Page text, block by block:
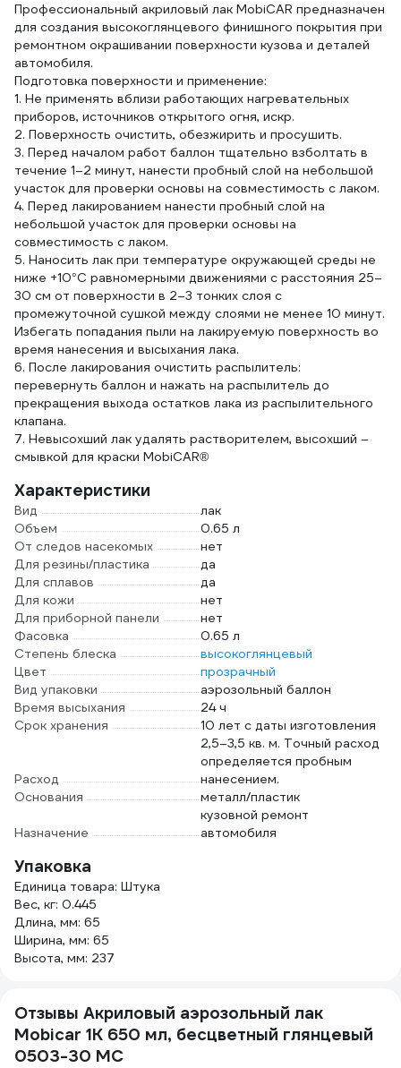
Профессиональный акриловый лак MobiCAR предназначен
для создания высокоглянцевого финишного покрытия при
ремонтном окрашивании поверхности кузова и деталей
автомобиля.
Подготовка поверхности и применение:
1. Не применять вблизи работающих нагревательных
приборов, источников открытого огня, искр.
2. Поверхность очистить, обезжирить и просушить.
3. Перед началом работ баллон тщательно взболтать в
течение 1–2 минут, нанести пробный слой на небольшой
участок для проверки основы на совместимость с лаком.
4. Перед лакированием нанести пробный слой на
небольшой участок для проверки основы на
совместимость с лаком.
5. Наносить лак при температуре окружающей среды не
ниже +10°С равномерными движениями с расстояния 25–
30 см от поверхности в 2–3 тонких слоя с
промежуточной сушкой между слоями не менее 10 минут.
Избегать попадания пыли на лакируемую поверхность во
время нанесения и высыхания лака.
6. После лакирования очистить распылитель:
перевернуть баллон и нажать на распылитель до
прекращения выхода остатков лака из распылительного
клапана.
7. Невысохший лак удалять растворителем, высохший –
смывкой для краски MobiCAR®
Характеристики
Вид
лак
Объем
0.65 л
От следов насекомых
нет
Для резины/пластика
да
Для сплавов
да
Для кожи
нет
Для приборной панели
нет
Фасовка
0.65 л
Степень блеска
высокоглянцевый
Цвет
прозрачный
Вид упаковки
аэрозольный баллон
Время высыхания
24 ч
Срок хранения
10 лет с даты изготовления
Расход
2,5–3,5 кв. м. Точный расход
определяется пробным
нанесением.
Основания
металл/пластик
Назначение
кузовной ремонт
автомобиля
Упаковка
Единица товара: Штука
Вес, кг: 0.445
Длина, мм: 65
Ширина, мм: 65
Высота, мм: 237
Отзывы Акриловый аэрозольный лак
Mobicar 1К 650 мл, бесцветный глянцевый
0503-30 MC